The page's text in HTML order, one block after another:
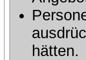
hätten.